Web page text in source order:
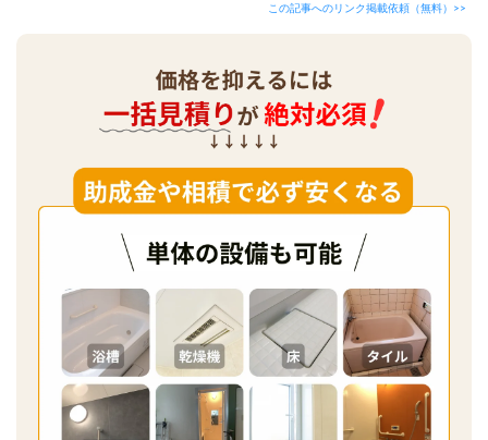
この記事へのリンク掲載依頼（無料）>>